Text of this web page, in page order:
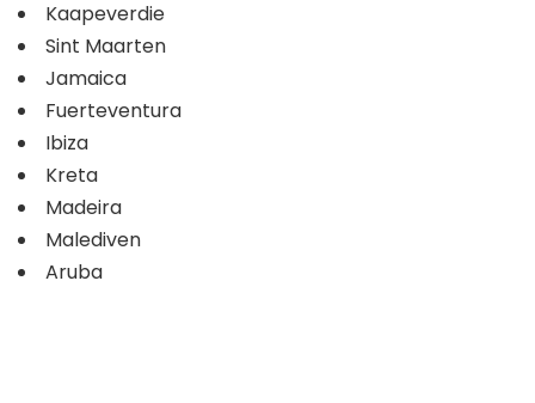
Kaapeverdie
Sint Maarten
Jamaica
Fuerteventura
Ibiza
Kreta
Madeira
Malediven
Aruba